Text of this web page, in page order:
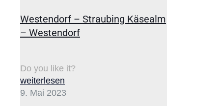
Westendorf – Straubing Käsealm
– Westendorf
Do you like it?
weiterlesen
9. Mai 2023